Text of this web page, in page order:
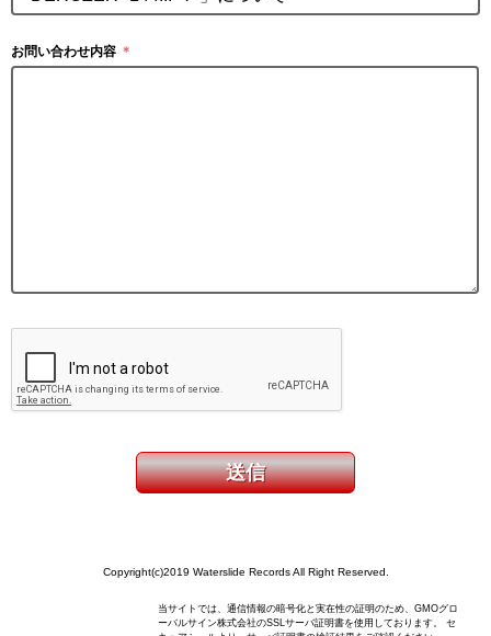
お問い合わせ内容 ＊
Copyright(c)2019 Waterslide Records All Right Reserved.
当サイトでは、通信情報の暗号化と実在性の証明のため、GMOグロ
ーバルサイン株式会社のSSLサーバ証明書を使用しております。 セ